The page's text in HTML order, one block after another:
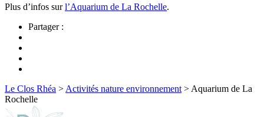
Plus d’infos surl’Aquarium de La Rochelle.
Partager :
Le Clos Rhéa > Activités nature environnement > Aquarium de La
Rochelle